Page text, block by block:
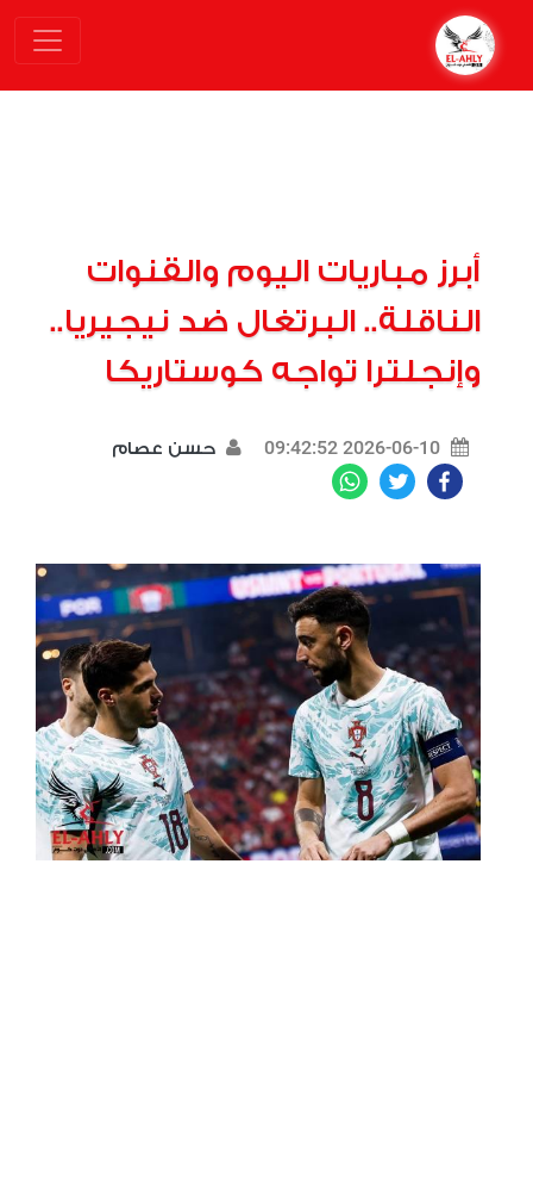
أبرز مباريات اليوم والقنوات
الناقلة.. البرتغال ضد نيجيريا..
وإنجلترا تواجه كوستاريكا
2026-06-10 09:42:52 حسن عصام
Facebook
Twitter